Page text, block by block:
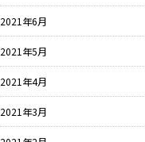
2021年6月
2021年5月
2021年4月
2021年3月